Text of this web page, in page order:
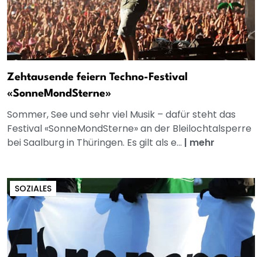
Zehtausende feiern Techno-Festival
«SonneMondSterne»
Sommer, See und sehr viel Musik – dafür steht das
Festival «SonneMondSterne» an der Bleilochtalsperre
bei Saalburg in Thüringen. Es gilt als e... | mehr
SOZIALES